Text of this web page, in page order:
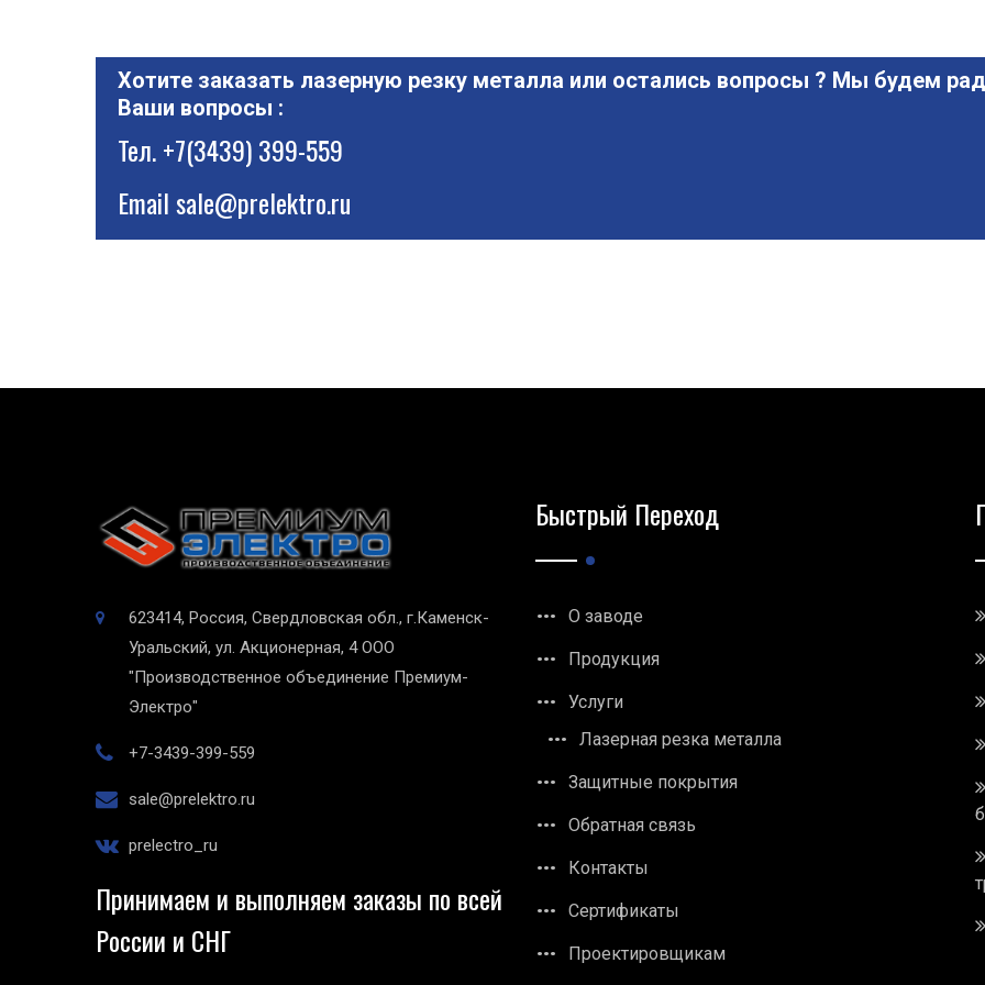
Хотите заказать лазерную резку металла или остались вопросы ? Мы будем
Ваши вопросы :
Тел.+7(3439) 399-559
Emailsale@prelektro.ru
623414, Россия, Свердловская обл., г.Каменск-
Уральский, ул. Акционерная, 4 ООО
"Производственное объединение Премиум-
Электро"
+7-3439-399-559
sale@prelektro.ru
prelectro_ru
Принимаем и выполняем заказы по всей
России и СНГ
Быстрый Переход
О заводе
Продукция
Услуги
Лазерная резка металла
Защитные покрытия
Обратная связь
Контакты
Сертификаты
Проектировщикам